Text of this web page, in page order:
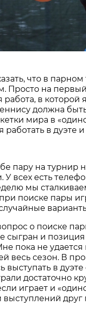
что в
Просто на
работа, в которой
должна
мира в
работать в дуэте
пару на турнир
У всех есть
мы
поиске пары
о поиске
сыгран и позиция
пока не
весь сезон. В
выступать в
достаточно
играет и
выступлений друг